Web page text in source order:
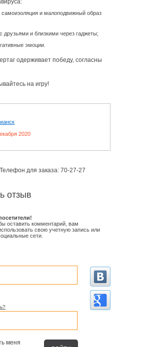
самоизоляция и малоподвижный образ
друзьями и близкими через гаджеты;
эмоции.
одерживает победу, согласны
на игру!
2020
Телефон для заказа: 70-27-27
отзыв
оставить комментарий, вам
свою учетную запись или
сети.
меня